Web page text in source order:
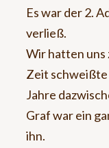
Es war der 2.
verließ.
Wir hatten uns
Zeit schweißte
Jahre
Graf war ein
ihn.